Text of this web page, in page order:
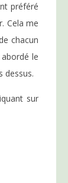
préféré
Cela me
chacun
abordé le
dessus.
sur